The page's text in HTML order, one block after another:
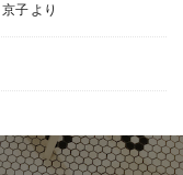
京子 より